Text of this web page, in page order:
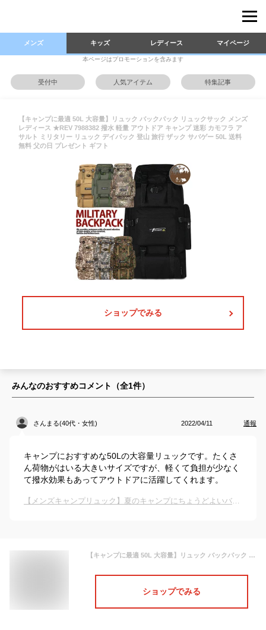
メンズ キッズ レディース マイページ
本ページはプロモーションを含みます
受付中 人気アイテム 特集記事
【キャンプに最適 50L 大容量】リュック バックパック リュックサック メンズ
レディース ★REV 7988382 撥水 軽量 アウトドア キャンプ 迷彩 カモフラ ア
サルト ミリタリー リュック デイパック 登山 旅行 ザック サバゲー 50L 送料
無料 父の日 プレゼント ギフト
ショップでみる
みんなのおすすめコメント（全1件）
さんまる(40代・女性) 2022/04/11 通報
キャンプにおすすめな50Lの大容量リュックです。たくさ
ん荷物がはいる大きいサイズですが、軽くて負担が少なく
て撥水効果もあってアウトドアに活躍してくれます。
【メンズキャンプリュック】夏のキャンプにちょうどよいバックパックのおすすめは？
【キャンプに最適 50L 大容量】リュック バックパック リュックサック メンズ レディース ★REV 7988382 撥水 軽量 アウトドア キャンプ 迷彩 カモフラ アサルト ミリタリー リュック デイパック 登山 旅行 ザック サバゲー 50L 送料無料 父の日 プレゼント ギフト
ショップでみる